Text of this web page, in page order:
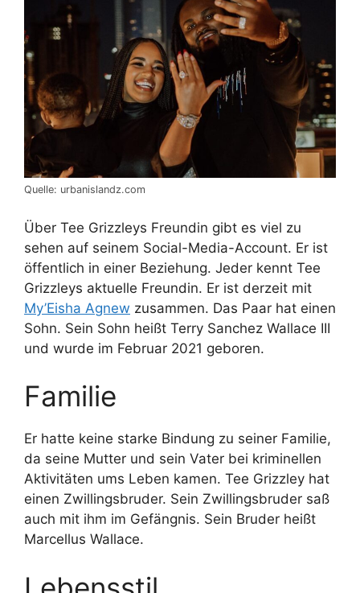
Quelle: urbanislandz.com
Über Tee Grizzleys Freundin gibt es viel zu
sehen auf seinem Social-Media-Account. Er ist
öffentlich in einer Beziehung. Jeder kennt Tee
Grizzleys aktuelle Freundin. Er ist derzeit mit
My’Eisha Agnew zusammen. Das Paar hat einen
Sohn. Sein Sohn heißt Terry Sanchez Wallace III
und wurde im Februar 2021 geboren.
Familie
Er hatte keine starke Bindung zu seiner Familie,
da seine Mutter und sein Vater bei kriminellen
Aktivitäten ums Leben kamen. Tee Grizzley hat
einen Zwillingsbruder. Sein Zwillingsbruder saß
auch mit ihm im Gefängnis. Sein Bruder heißt
Marcellus Wallace.